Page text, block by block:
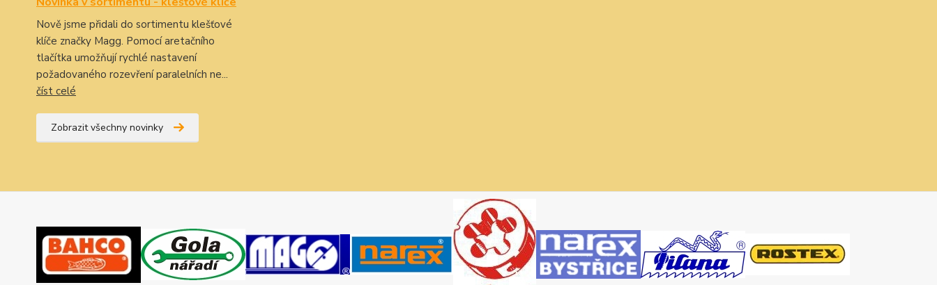
Nově jsme přidali do sortimentu klešťové
klíče značky Magg. Pomocí aretačního
tlačítka umožňují rychlé nastavení
požadovaného rozevření paralelních ne...
číst celé
Zobrazit všechny novinky